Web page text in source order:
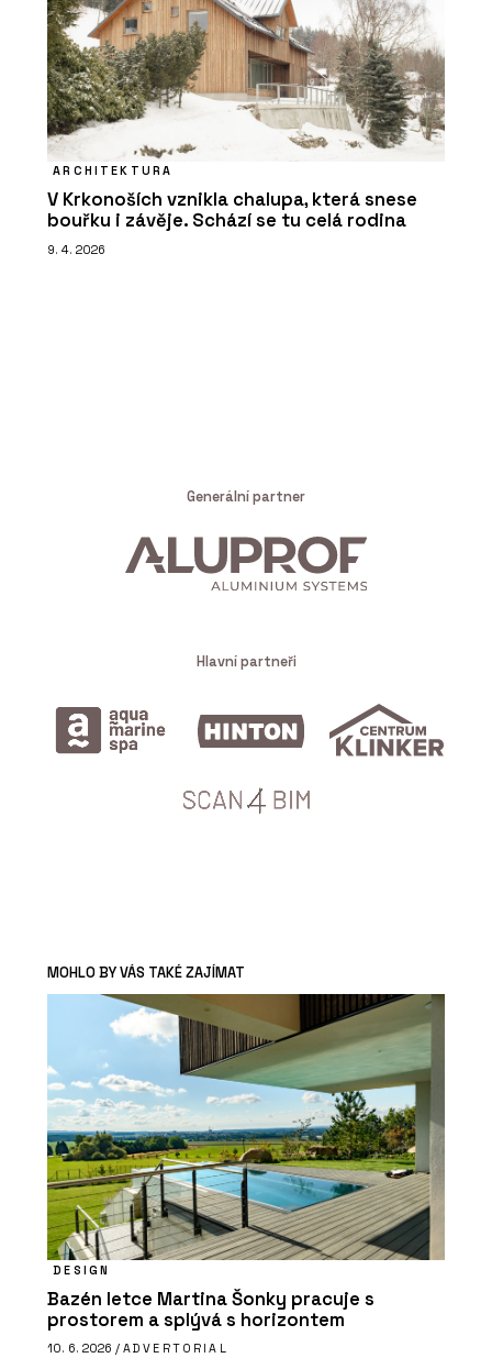
ARCHITEKTURA
V Krkonoších vznikla chalupa, která snese
bouřku i závěje. Schází se tu celá rodina
9. 4. 2026
Generální partner
Hlavní partneři
MOHLO BY VÁS TAKÉ ZAJÍMAT
DESIGN
Bazén letce Martina Šonky pracuje s
prostorem a splývá s horizontem
10. 6. 2026 / ADVERTORIAL